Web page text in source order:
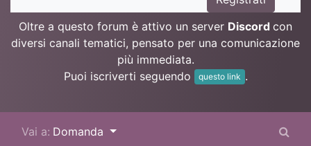
Oltre a questo forum è attivo un server Discord con
diversi canali tematici, pensato per una comunicazione
più immediata.
Puoi iscriverti seguendo
questo link .
Vai a: Domanda